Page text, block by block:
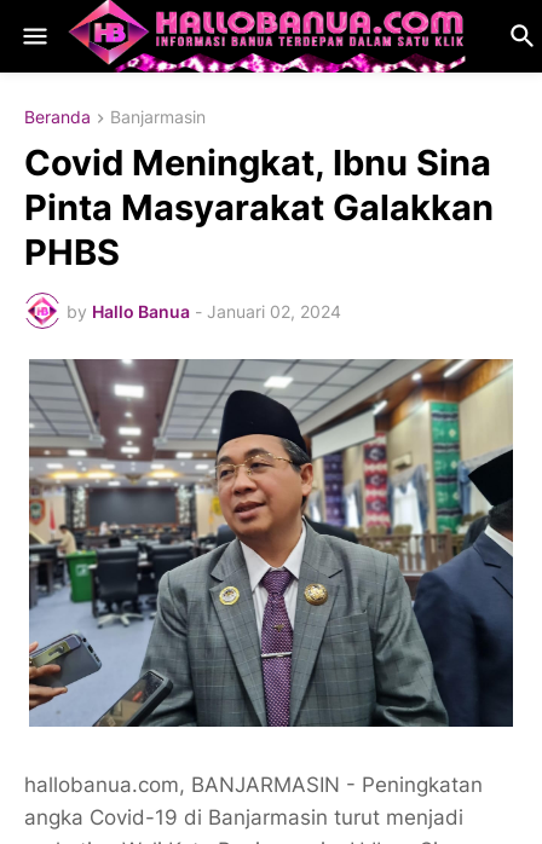
Beranda Banjarmasin
Covid Meningkat, Ibnu Sina
Pinta Masyarakat Galakkan
PHBS
by Hallo Banua - Januari 02, 2024
hallobanua.com, BANJARMASIN - Peningkatan
angka Covid-19 di Banjarmasin turut menjadi